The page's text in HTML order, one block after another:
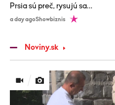
Prsia sú preč, rysujú sa
kosti!
a day agoShowbiznis
Noviny.sk